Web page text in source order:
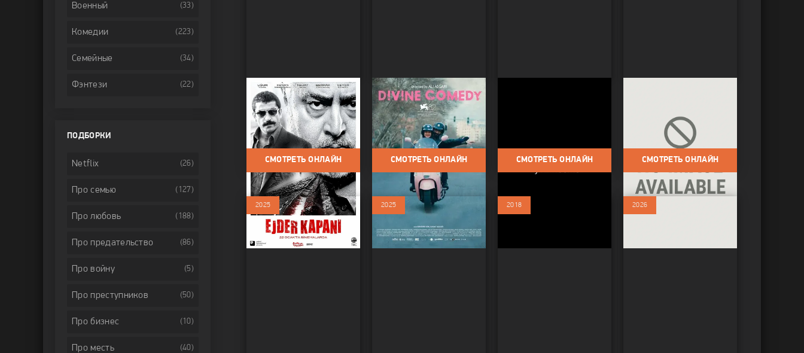
Путь дракона
Фильмы / Боевик / Криминал /
Триллер
СМОТРЕТЬ ОНЛАЙН
Божественная
комедия
Фильмы / Фильмы 2025 /
Драма
СМОТРЕТЬ ОНЛАЙН СМОТРЕТЬ ОНЛАЙН СМОТРЕТЬ ОНЛАЙН
2025 2025 2018 2026
Военный (33)
Комедии (223)
Семейные (34)
Фэнтези (22)
ПОДБОРКИ
Netflix (26)
Про семью (127)
Про любовь (188)
Про предательство (86)
Про войну (5)
Про преступников (50)
Про бизнес (10)
Про месть (40)